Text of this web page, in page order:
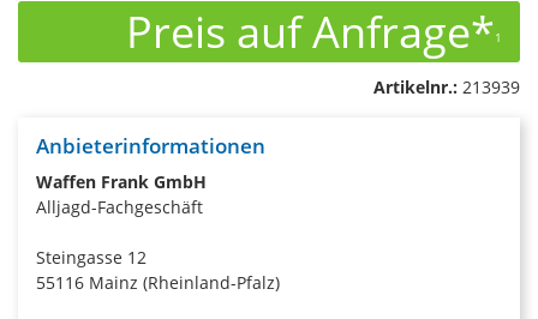
Preis auf Anfrage*1
Artikelnr.: 213939
Anbieterinformationen
Waffen Frank GmbH
Alljagd-Fachgeschäft
Steingasse 12
55116 Mainz (Rheinland-Pfalz)